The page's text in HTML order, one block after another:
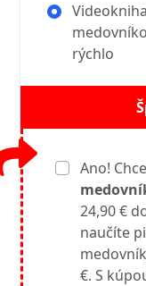
rýchlo
Ano!
24,90 €
naučíte
€. S